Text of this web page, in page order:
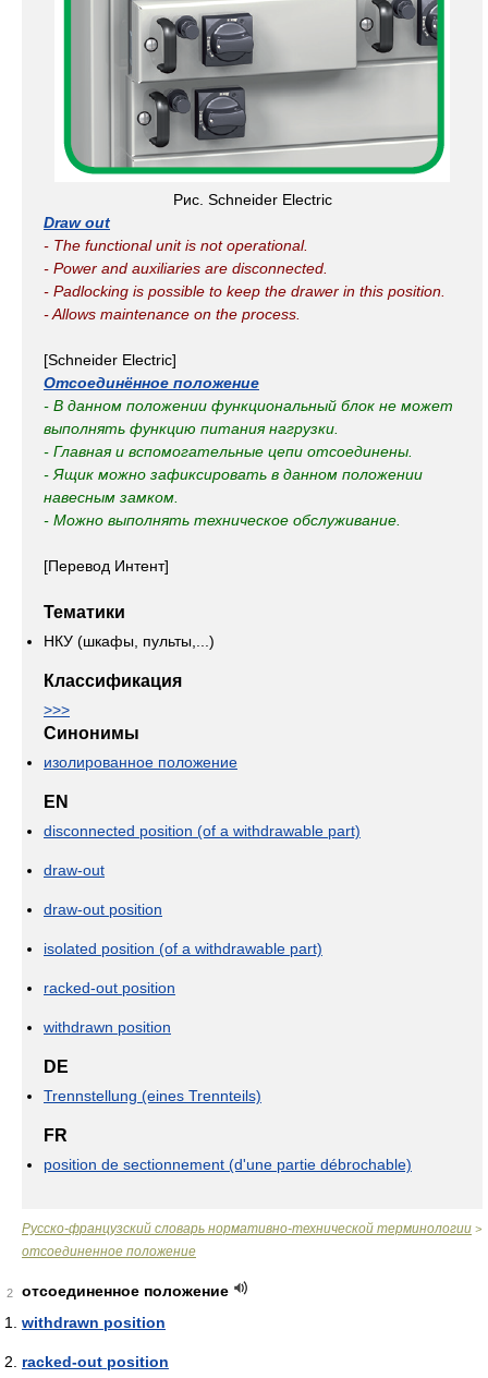
Рис. Schneider Electric
Draw out
- The functional unit is not operational.
- Power and auxiliaries are disconnected.
- Padlocking is possible to keep the drawer in this position.
- Allows maintenance on the process.
[Schneider Electric]
Отсоединённое положение
- В данном положении функциональный блок не может
выполнять функцию питания нагрузки.
- Главная и вспомогательные цепи отсоединены.
- Ящик можно зафиксировать в данном положении
навесным замком.
- Можно выполнять техническое обслуживание.
[Перевод Интент]
Тематики
НКУ (шкафы, пульты,...)
Классификация
>>>
Синонимы
изолированное положение
EN
disconnected position (of a withdrawable part)
draw-out
draw-out position
isolated position (of a withdrawable part)
racked-out position
withdrawn position
DE
Trennstellung (eines Trennteils)
FR
position de sectionnement (d'une partie débrochable)
Русско-французский словарь нормативно-технической терминологии >
отсоединенное положение
2
отсоединенное положение
withdrawn position
racked-out position